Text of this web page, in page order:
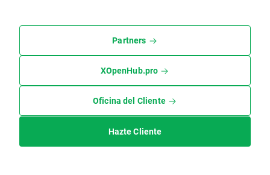
Partners
XOpenHub.pro
Oficina del Cliente
Hazte Cliente